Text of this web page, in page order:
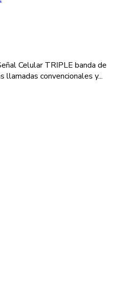
Celular TRIPLE banda de
llamadas convencionales y...